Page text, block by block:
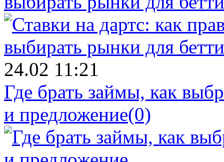
24.02 11:21
Где брать займы, как
и предложение(0)